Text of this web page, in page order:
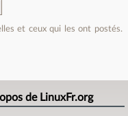
et ceux qui les ont postés.
de LinuxFr.org